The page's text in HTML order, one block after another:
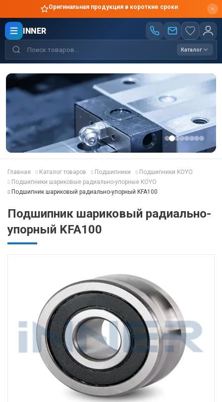
Оригинальная продукция в короткие сроки
INNER
Каталог
Главная Каталог товаров Подшипники
Подшипники KOYO
Подшипники шариковые радиально-упорные KOYO
Подшипник шариковый радиально-упорный KFA100
Подшипник шариковый радиально-
упорный KFA100